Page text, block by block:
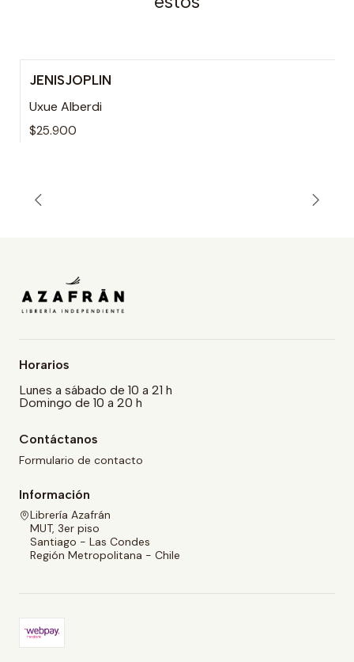
JENISJOPLIN
Uxue Alberdi
$25.900
Horarios
Lunes a sábado de 10 a 21 h
Domingo de 10 a 20 h
Contáctanos
Formulario de contacto
Información
Librería Azafrán
MUT, 3er piso
Santiago - Las Condes
Región Metropolitana - Chile